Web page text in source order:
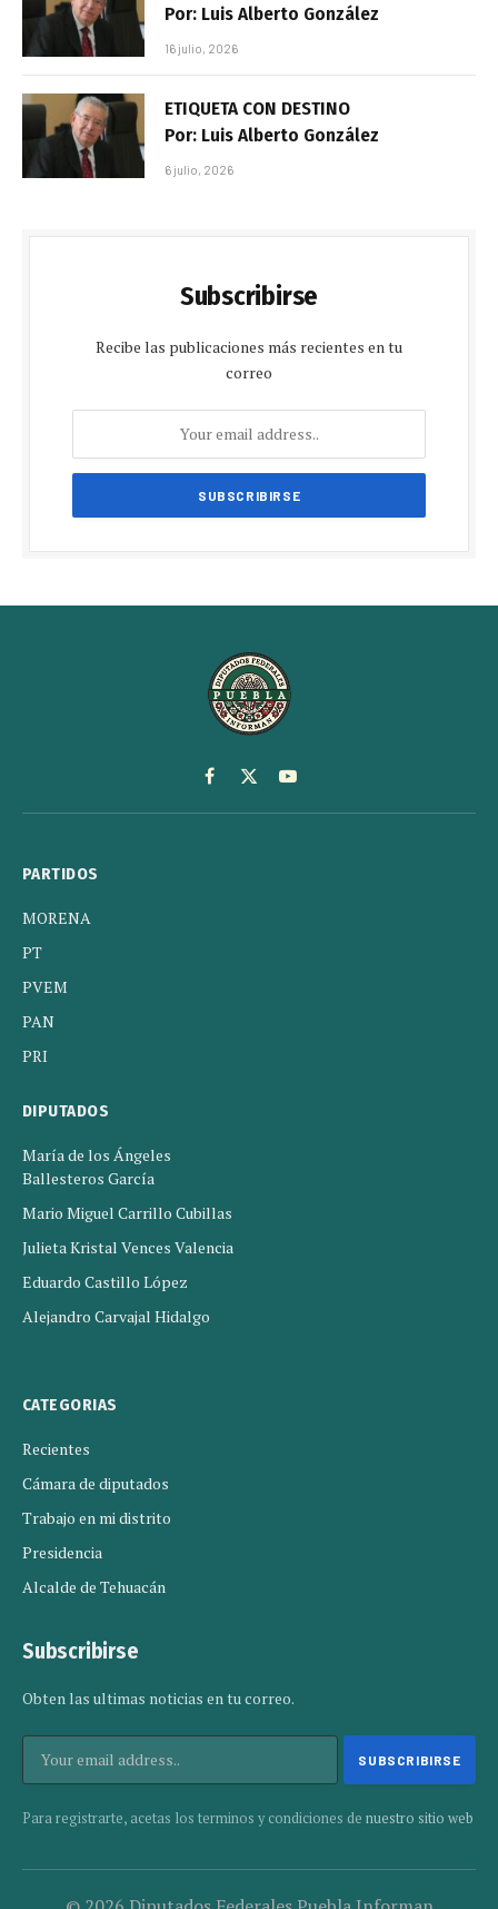
Por: Luis Alberto González
16 julio, 2026
ETIQUETA CON DESTINO
Por: Luis Alberto González
6 julio, 2026
Subscribirse
Recibe las publicaciones más recientes en tu
correo
Facebook
X
(Twitter)
YouTube
PARTIDOS
MORENA
PT
PVEM
PAN
PRI
DIPUTADOS
María de los Ángeles
Ballesteros García
Mario Miguel Carrillo Cubillas
Julieta Kristal Vences Valencia
Eduardo Castillo López
Alejandro Carvajal Hidalgo
CATEGORIAS
Recientes
Cámara de diputados
Trabajo en mi distrito
Presidencia
Alcalde de Tehuacán
Subscribirse
Obten las ultimas noticias en tu correo.
Para registrarte, acetas los terminos y condiciones de nuestro sitio web